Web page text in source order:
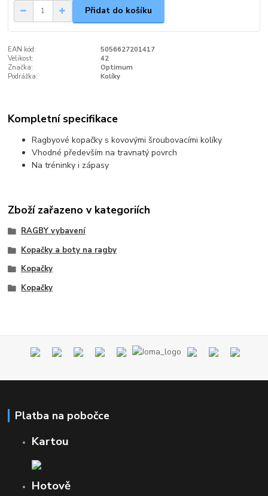
Přidat do košíku
EAN kód:
5056627201417
Velikost:
42
Značka:
Optimum
Podrážka:
Kolíky
Kompletní specifikace
Ragbyové kopačky s kovovými šroubovacími kolíky
Vhodné především na travnatý povrch
Na tréninky i zápasy
Zboží zařazeno v kategoriích
RAGBY vybavení
Kopačky a boty na ragby
Kopačky
Kopačky
Platba na pobočce
Kartou
Hotově